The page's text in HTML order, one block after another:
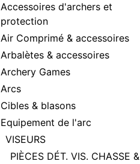
Accessoires d'archers et
protection
Air Comprimé & accessoires
Arbalètes & accessoires
Archery Games
Arcs
Cibles & blasons
Equipement de l'arc
VISEURS
PIÈCES DÉT. VIS. CHASSE &